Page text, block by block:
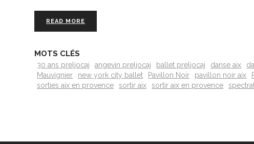
READ MORE
MOTS CLÉS
30 ans preljocaj angevin preljocaj ballet preljocaj danse aix
Mauvignier
new york city ballet Pavillon Noir pavillon noir aix
sorties aix en provence
sortir aix sortir aix en provence